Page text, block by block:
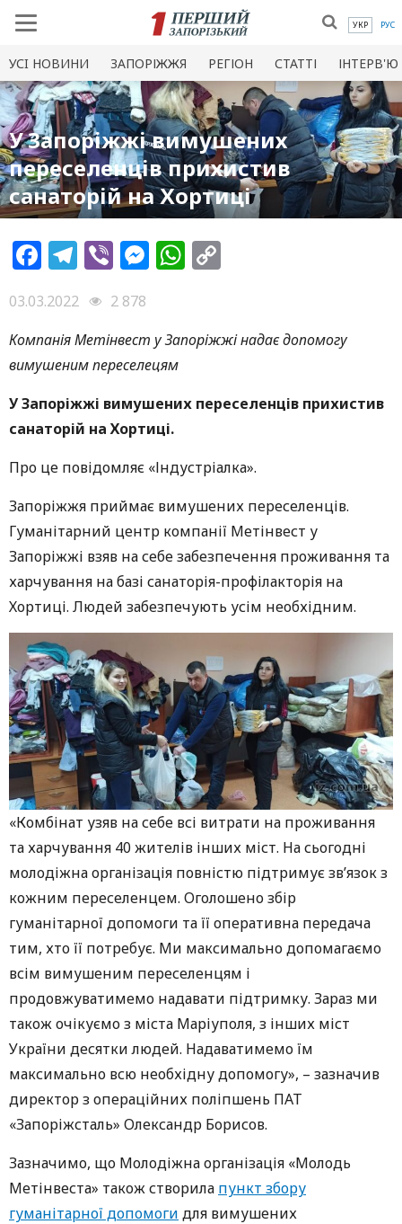
УКР РУС
УСI НОВИНИ ЗАПОРІЖЖЯ РЕГІОН СТАТТІ ІНТЕРВ'Ю
У Запоріжжі вимушених
переселенців прихистив
санаторій на Хортиці
Facebook
Telegram
ViberMessenger
WhatsApp
03.03.2022
2 878
Компанія Метінвест у Запоріжжі надає допомогу
вимушеним переселецям
У Запоріжжі вимушених переселенців прихистив
санаторій на Хортиці.
Про це повідомляє «Індустріалка».
Запоріжжя приймає вимушених переселенців.
Гуманітарний центр компанії Метінвест у
Запоріжжі взяв на себе забезпечення проживання та
харчування на базі санаторія-профілакторія на
Хортиці. Людей забезпечують усім необхідним.
«Комбінат узяв на себе всі витрати на проживання
та харчування 40 жителів інших міст. На сьогодні
молодіжна організація повністю підтримує зв’язок з
кожним переселенцем. Оголошено збір
гуманітарної допомоги та її оперативна передача
тим, хто її потребує. Ми максимально допомагаємо
всім вимушеним переселенцям і
продовжуватимемо надавати підтримку. Зараз ми
також очікуємо з міста Маріуполя, з інших міст
України десятки людей. Надаватимемо їм
максимально всю необхідну допомогу», – зазначив
директор з операційних поліпшень ПАТ
«Запоріжсталь» Олександр Борисов.
Зазначимо, що Молодіжна організація «Молодь
Метінвеста» також створила пункт збору
гуманітарної допомоги для вимушених